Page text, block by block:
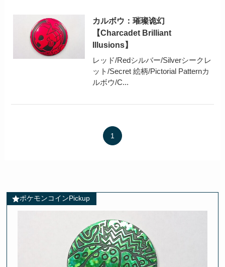
カルボウ：璀璨诡幻
【Charcadet Brilliant
Illusions】
レッド/Redシルバー/Silverシークレ
ット/Secret 絵柄/Pictorial Patternカ
ルボウ/C...
1
ポケモンコインPickup